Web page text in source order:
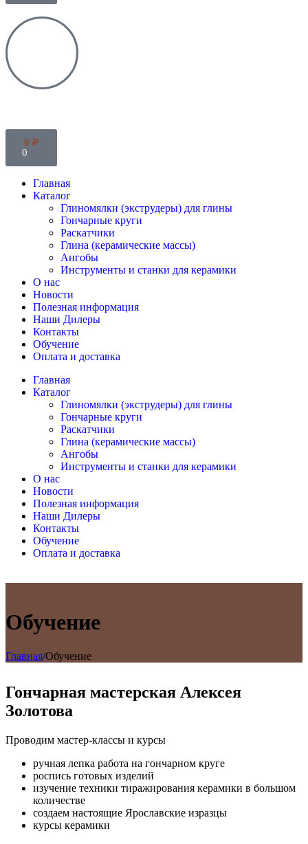
0 ₽
0
Главная
Каталог
Глиномялки (экструдеры) для глины
Гончарные круги
Раскатчики
Глина (керамические массы)
Ангобы
Инструменты и станки для керамики
О нас
Новости
Полезная информация
Наши Дилеры
Контакты
Обучение
Оплата и доставка
Главная
Каталог
Глиномялки (экструдеры) для глины
Гончарные круги
Раскатчики
Глина (керамические массы)
Ангобы
Инструменты и станки для керамики
О нас
Новости
Полезная информация
Наши Дилеры
Контакты
Обучение
Оплата и доставка
Обучение
Главная/Обучение
Гончарная мастерская Алексея
Золотова
Проводим мастер-классы и курсы
ручная лепка работа на гончарном круге
роспись готовых изделий
изучение техники тиражирования керамики в большом
количестве
создаем настоящие Ярославские изразцы
курсы керамики